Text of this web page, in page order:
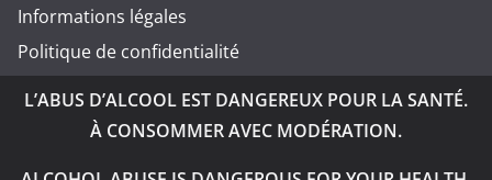
Informations légales
Politique de confidentialité
L’ABUS D’ALCOOL EST DANGEREUX POUR LA SANTÉ.
À CONSOMMER AVEC MODÉRATION.